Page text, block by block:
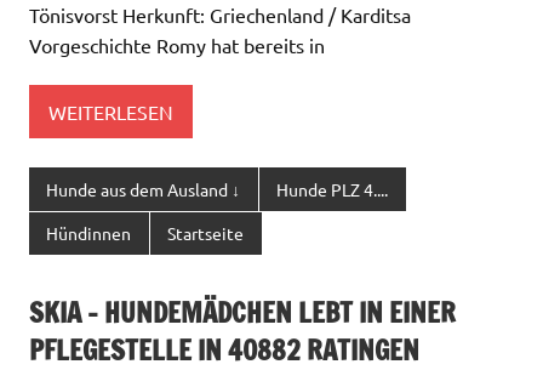
Tönisvorst Herkunft: Griechenland / Karditsa
Vorgeschichte Romy hat bereits in
WEITERLESEN
Hunde aus dem Ausland ↓ Hunde PLZ 4....
Hündinnen Startseite
SKIA – HUNDEMÄDCHEN LEBT IN EINER
PFLEGESTELLE IN 40882 RATINGEN